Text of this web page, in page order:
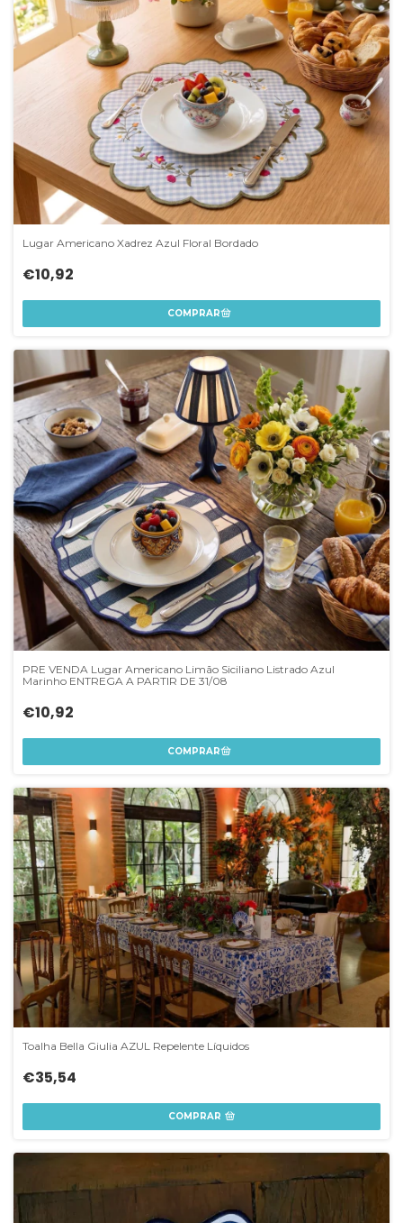
Lugar Americano Xadrez Azul Floral Bordado
€10,92
PRE VENDA Lugar Americano Limão Siciliano Listrado Azul
Marinho ENTREGA A PARTIR DE 31/08
€10,92
Toalha Bella Giulia AZUL Repelente Líquidos
€35,54
COMPRAR